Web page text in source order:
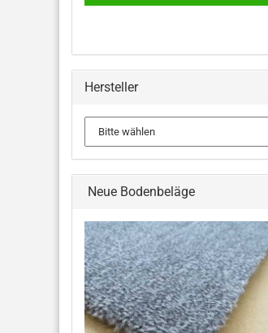
Hersteller
Neue Bodenbeläge